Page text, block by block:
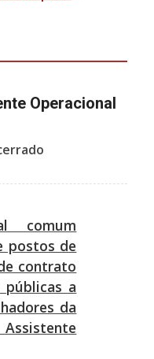
Operacional
comum
postos de
contrato
a
da